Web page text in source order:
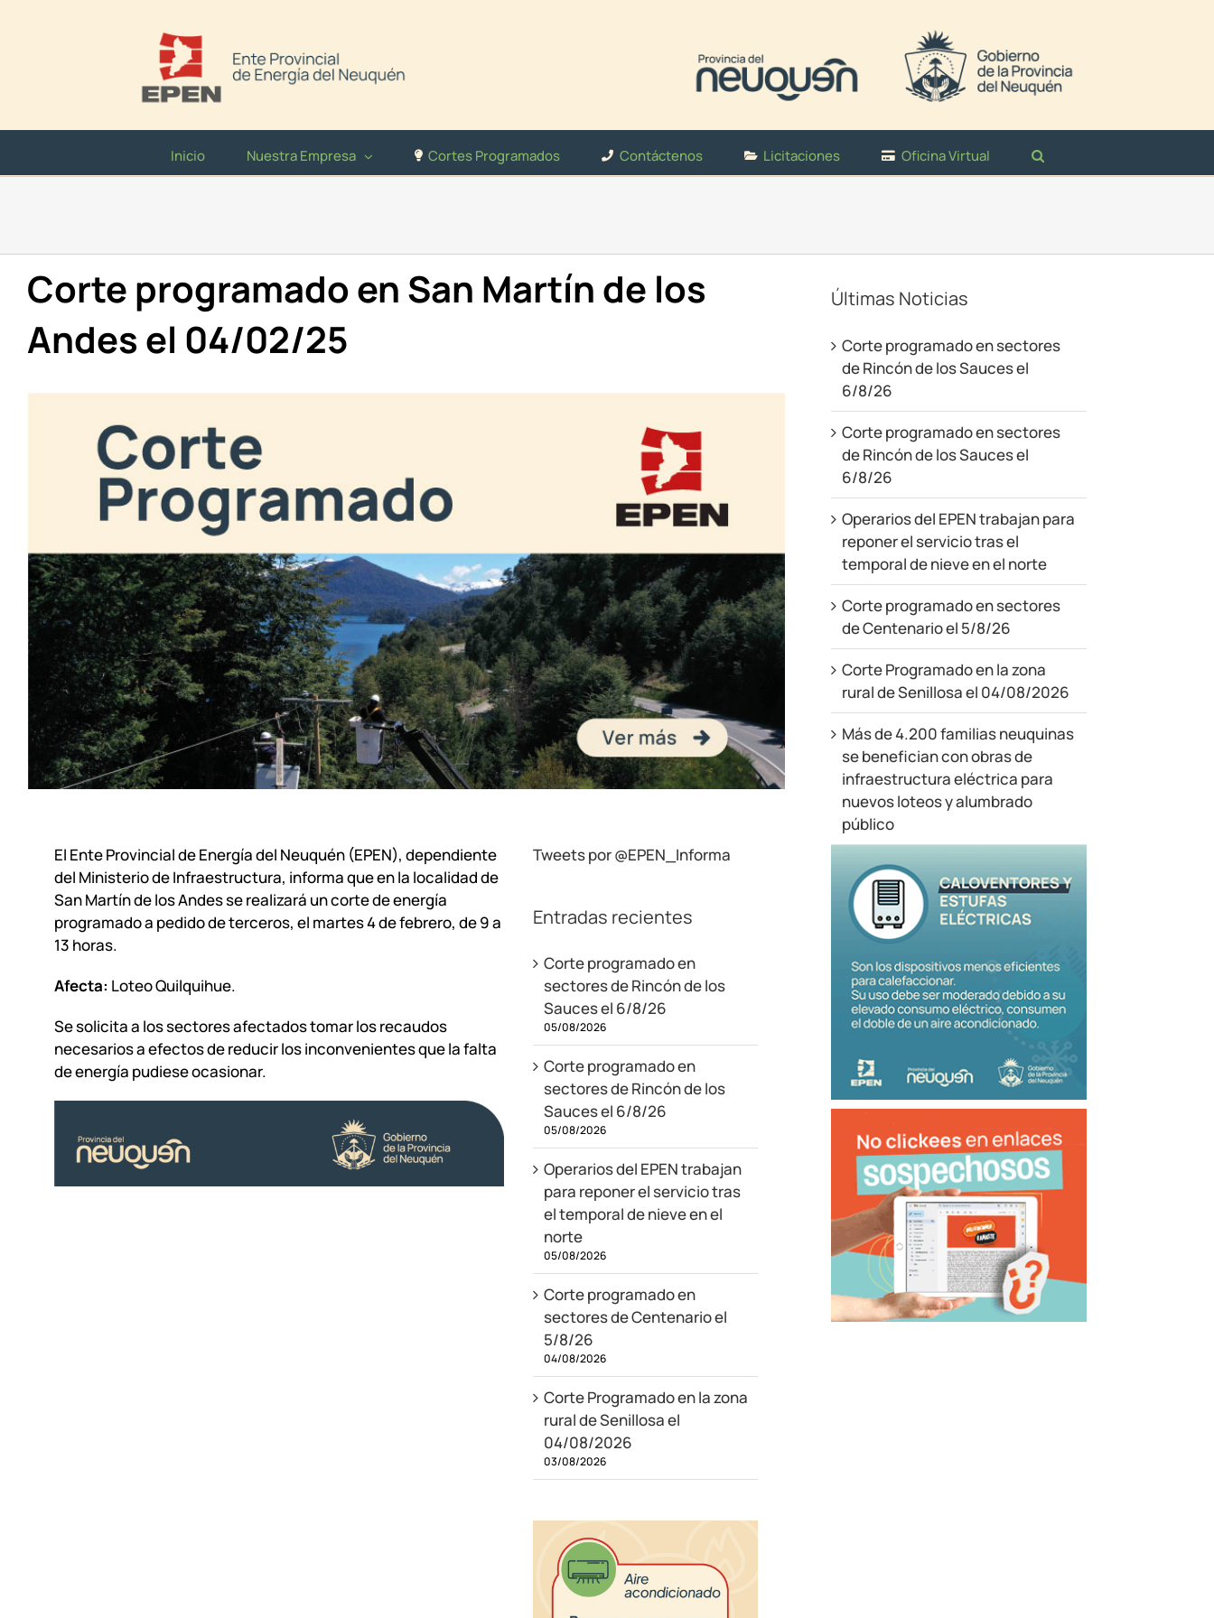
Inicio Nuestra Empresa Cortes Programados Contáctenos Licitaciones Oficina Virtual
Corte programado en San Martín de los
Andes el 04/02/25
El Ente Provincial de Energía del Neuquén (EPEN), dependiente
del Ministerio de Infraestructura, informa que en la localidad de
San Martín de los Andes se realizará un corte de energía
programado a pedido de terceros, el martes 4 de febrero, de 9 a
13 horas.
Afecta: Loteo Quilquihue.
Se solicita a los sectores afectados tomar los recaudos
necesarios a efectos de reducir los inconvenientes que la falta
de energía pudiese ocasionar.
Tweets por @EPEN_Informa
Entradas recientes
Corte programado en
sectores de Rincón de los
Sauces el 6/8/26
05/08/2026
Corte programado en
sectores de Rincón de los
Sauces el 6/8/26
05/08/2026
Operarios del EPEN trabajan
para reponer el servicio tras
el temporal de nieve en el
norte
05/08/2026
Corte programado en
sectores de Centenario el
5/8/26
04/08/2026
Corte Programado en la zona
rural de Senillosa el
04/08/2026
03/08/2026
Últimas Noticias
Corte programado en sectores
de Rincón de los Sauces el
6/8/26
Corte programado en sectores
de Rincón de los Sauces el
6/8/26
Operarios del EPEN trabajan para
reponer el servicio tras el
temporal de nieve en el norte
Corte programado en sectores
de Centenario el 5/8/26
Corte Programado en la zona
rural de Senillosa el 04/08/2026
Más de 4.200 familias neuquinas
se benefician con obras de
infraestructura eléctrica para
nuevos loteos y alumbrado
público